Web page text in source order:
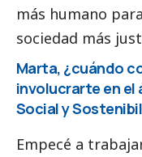
más humano
sociedad más
Marta, ¿cuándo
involucrarte en el
Socialy
Empecé a